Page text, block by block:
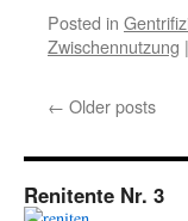
Posted in
Zwischennutzung |
← Older posts
Renitente Nr. 3